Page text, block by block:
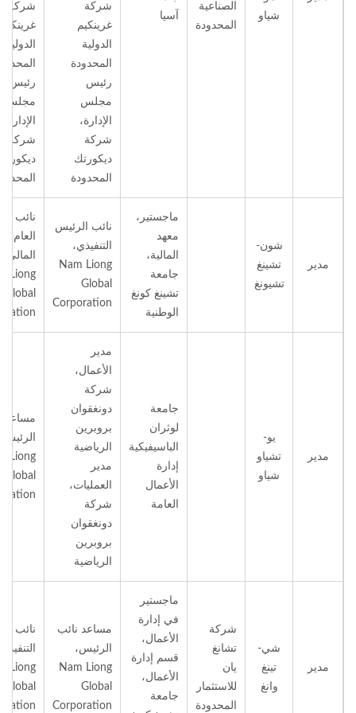
شياو
الصناعية
المحدودة
آسيا
شركة
غرينكيم
الدولية
المحدودة
رئيس
مجلس
الإدارة،
شركة
ديكورتك
المحدودة
شركة
غرينكيم
الدولية
رئيس
مجلس
الإدارة،
شركة
مدير
شون-
تشينغ
تشيونغ
ماجستير،
معهد
المالية،
جامعة
تشينغ كونغ
الوطنية
نائب الرئيس
التنفيذي،
Nam Liong
Global
Corporation
نائب
العام
Liong
Global
مدير
يو-
تشياو
شياو
جامعة
لوثران
الباسيفيكية
إدارة
الأعمال
العامة
مدير
الأعمال،
شركة
دونغقوان
بروبرين
الرياضية
مدير
العمليات،
شركة
دونغقوان
بروبرين
الرياضية
مساعد
Liong
Global
مدير
شي-
تينغ
وانغ
شركة
تشانغ
يان
للاستثمار
المحدودة
ماجستير
في إدارة
الأعمال،
قسم إدارة
الأعمال،
جامعة
مساعد نائب
الرئيس،
Nam Liong
Global
Corporation
نائب
Liong
Global